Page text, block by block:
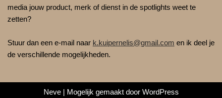
media jouw product, merk of dienst in de spotlights weet te
zetten?
Stuur dan een e-mail naar k.kuipernelis@gmail.com en ik deel je
de verschillende mogelijkheden.
Neve| Mogelijk gemaakt door WordPress